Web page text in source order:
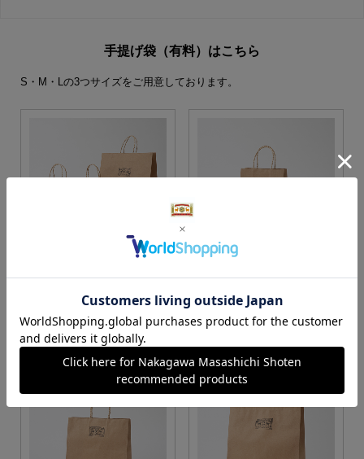
手提げ袋（有料）はこちら
S・M・Lの3つサイズをご用意しております。
カートに入れる カートに入れる